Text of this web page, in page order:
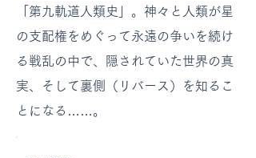
「第九軌道人類史」。神々と人類が星
の支配権をめぐって永遠の争いを続け
る戦乱の中で、隠されていた世界の真
実、そして裏側（リバース）を知るこ
とになる……。